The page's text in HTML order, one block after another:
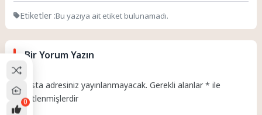
Etiketler :Bu yazıya ait etiket bulunamadı.
Bir Yorum Yazın
E-posta adresiniz yayınlanmayacak. Gerekli alanlar* ile
işaretlenmişlerdir
0